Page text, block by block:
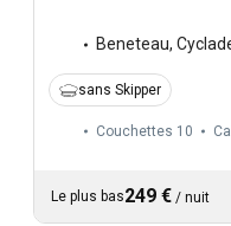
Beneteau,
sans Skipper
Couchettes 10
Le plus bas249 € / nuit